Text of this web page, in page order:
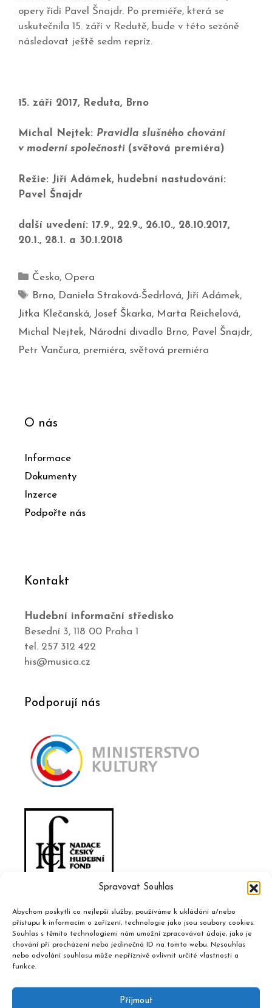
Spravovat Souhlas
Abychom poskytli co nejlepší služby, používáme k ukládání a/nebo
přístupu k informacím o zařízení, technologie jako jsou soubory cookies.
Souhlas s těmito technologiemi nám umožní zpracovávat údaje, jako je
chování při procházení nebo jedinečná ID na tomto webu. Nesouhlas
nebo odvolání souhlasu může nepříznivě ovlivnit určité vlastnosti a
funkce.
Příjmout
opery řídí Pavel Šnajdr. Po premiéře, která se
uskutečnila 15. září v Redutě, bude v této sezóně
následovat ještě sedm repríz.
15. září 2017, Reduta, Brno
Michal Nejtek: Pravidla slušného chování
v moderní společnosti (světová premiéra)
Režie: Jiří Adámek, hudební nastudování:
Pavel Šnajdr
další uvedení: 17.9., 22.9., 26.10., 28.10.2017,
20.1., 28.1. a 30.1.2018
Česko, Opera
Brno, Daniela Straková-Šedrlová, Jiří Adámek,
Jitka Klečanská, Josef Škarka, Marta Reichelová,
Michal Nejtek, Národní divadlo Brno, Pavel Šnajdr,
Petr Vančura, premiéra, světová premiéra
O nás
Informace
Dokumenty
Inzerce
Podpořte nás
Kontakt
Hudební informační středisko
Besední 3, 118 00 Praha 1
tel. 257 312 422
his@musica.cz
Podporují nás